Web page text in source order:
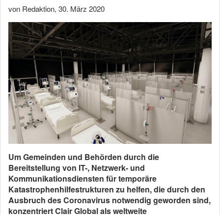
von Redaktion, 30. März 2020
Um Gemeinden und Behörden durch die
Bereitstellung von IT-, Netzwerk- und
Kommunikationsdiensten für temporäre
Katastrophenhilfestrukturen zu helfen, die durch den
Ausbruch des Coronavirus notwendig geworden sind,
konzentriert Clair Global als weltweite